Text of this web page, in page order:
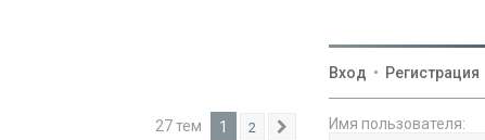
27 тем 1 2 След.
Вход • Регистрация
Имя пользователя: